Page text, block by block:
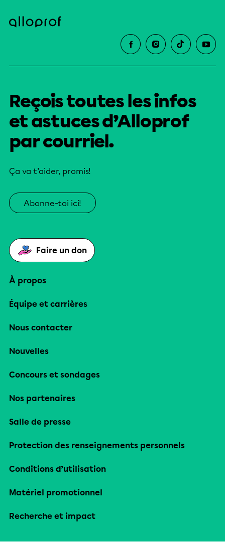
Reçois toutes les infos
et astuces d’Alloprof
par courriel.
Ça va t’aider, promis!
Abonne-toi ici!
Faire un don
À propos
Équipe et carrières
Nous contacter
Nouvelles
Concours et sondages
Nos partenaires
Salle de presse
Protection des renseignements personnels
Conditions d’utilisation
Matériel promotionnel
Recherche et impact